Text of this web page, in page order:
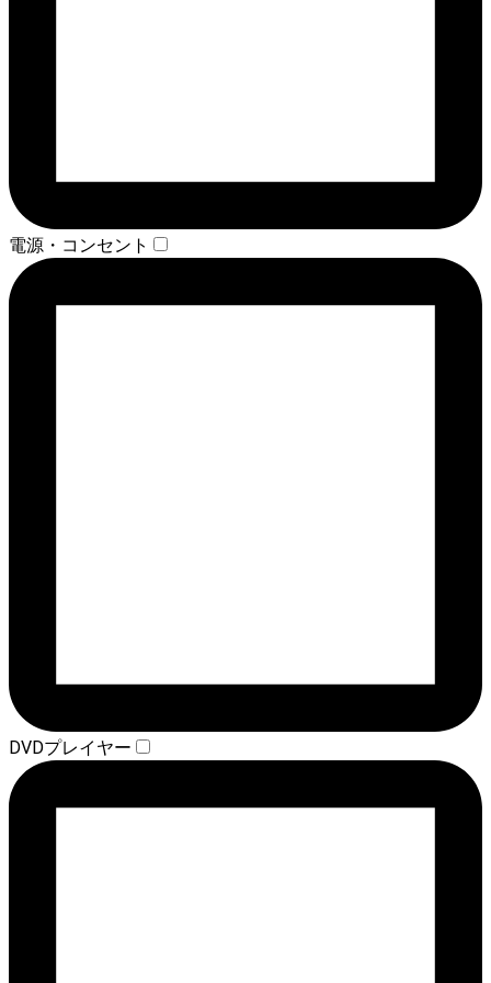
電源・コンセント
DVDプレイヤー